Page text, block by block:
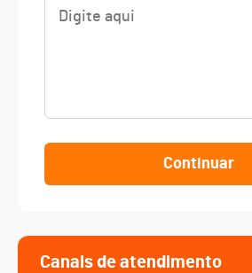
Continuar
Canais de atendimento